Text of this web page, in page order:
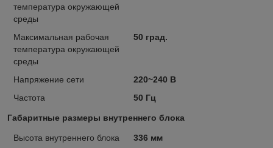
температура окружающей
среды
Максимальная рабочая
температура окружающей
среды
50 град.
Напряжение сети
220~240 В
Частота
50 Гц
Габаритные размеры внутреннего блока
Высота внутреннего блока
336 мм